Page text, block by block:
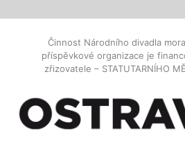
Činnost Národního divadla
příspěvkové organizace je
zřizovatele – STATUTARNÍHO